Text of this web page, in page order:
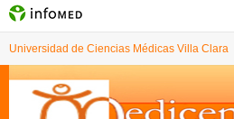
Universidad de Ciencias Médicas Villa Clara